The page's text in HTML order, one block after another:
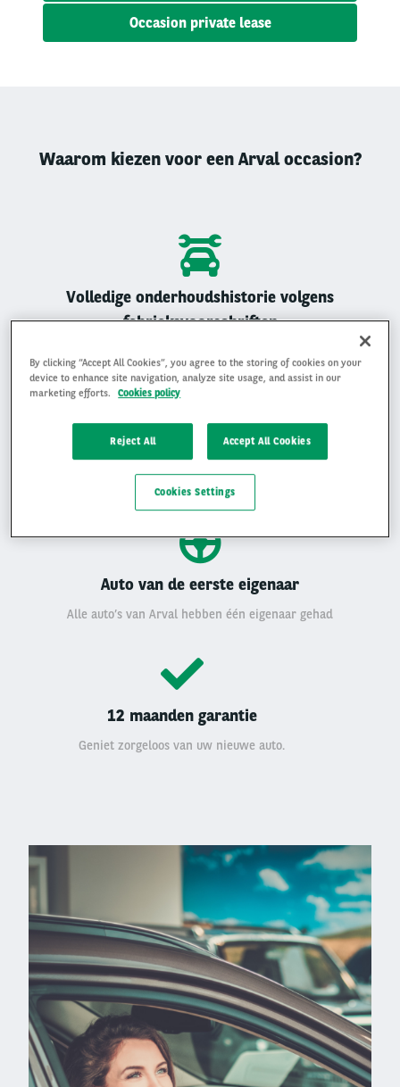
Occasion private lease
Waarom kiezen voor een Arval occasion?
Volledige onderhoudshistorie volgens
fabrieksvoorschriften
Gemiddelde beoordeling van 4,9 op 5
Auto van de eerste eigenaar
Alle auto’s van Arval hebben één eigenaar gehad
12 maanden garantie
Geniet zorgeloos van uw nieuwe auto.
Left
By clicking “Accept All Cookies”, you agree to the storing of cookies on your
device to enhance site navigation, analyze site usage, and assist in our
marketing efforts.
Cookies policy
Reject All Accept All Cookies
Cookies Settings